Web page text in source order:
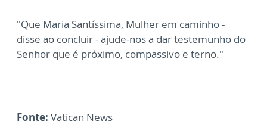
"Que Maria Santíssima, Mulher em caminho -
disse ao concluir - ajude-nos a dar testemunho do
Senhor que é próximo, compassivo e terno."
Fonte: Vatican News